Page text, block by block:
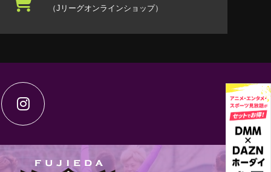
（Jリーグオンラインショップ）